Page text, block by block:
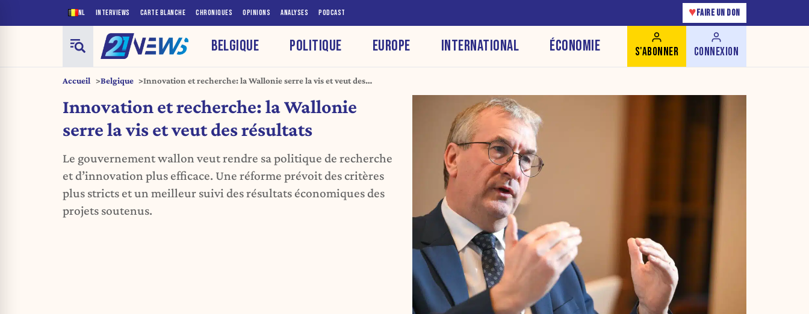
NL INTERVIEWS CARTE BLANCHE CHRONIQUES OPINIONS ANALYSES PODCAST ♥ FAIRE UN DON
BELGIQUE POLITIQUE EUROPE INTERNATIONAL ÉCONOMIE S'ABONNER CONNEXION
Accueil Belgique
Innovation et recherche: la Wallonie serre la vis et veut des
Innovation et recherche: la Wallonie
serre la vis et veut des résultats
Le gouvernement wallon veut rendre sa politique de recherche
et d’innovation plus efficace. Une réforme prévoit des critères
plus stricts et un meilleur suivi des résultats économiques des
projets soutenus.